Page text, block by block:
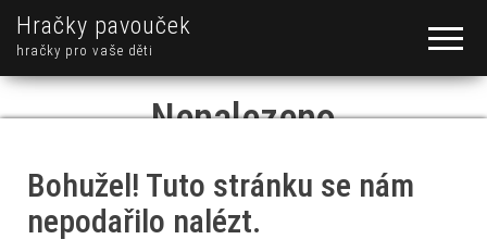
Hračky pavouček
hračky pro vaše děti
Nenalezeno
Bohužel! Tuto stránku se nám
nepodařilo nalézt.